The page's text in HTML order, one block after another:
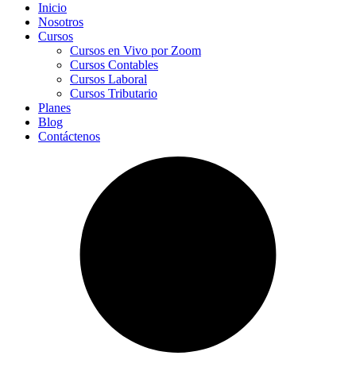
Inicio
Nosotros
Cursos
Cursos en Vivo por Zoom
Cursos Contables
Cursos Laboral
Cursos Tributario
Planes
Blog
Contáctenos